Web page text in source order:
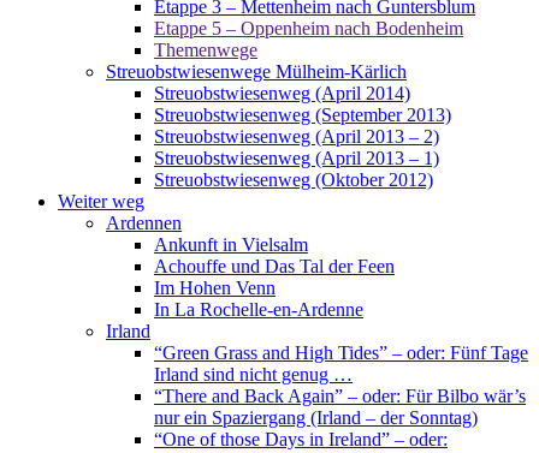
Etappe 3 – Mettenheim nach Guntersblum
Etappe 5 – Oppenheim nach Bodenheim
Themenwege
Streuobstwiesenwege Mülheim-Kärlich
Streuobstwiesenweg (April 2014)
Streuobstwiesenweg (September 2013)
Streuobstwiesenweg (April 2013 – 2)
Streuobstwiesenweg (April 2013 – 1)
Streuobstwiesenweg (Oktober 2012)
Weiter weg
Ardennen
Ankunft in Vielsalm
Achouffe und Das Tal der Feen
Im Hohen Venn
In La Rochelle-en-Ardenne
Irland
“Green Grass and High Tides” – oder: Fünf Tage
Irland sind nicht genug …
“There and Back Again” – oder: Für Bilbo wär’s
nur ein Spaziergang (Irland – der Sonntag)
“One of those Days in Ireland” – oder: